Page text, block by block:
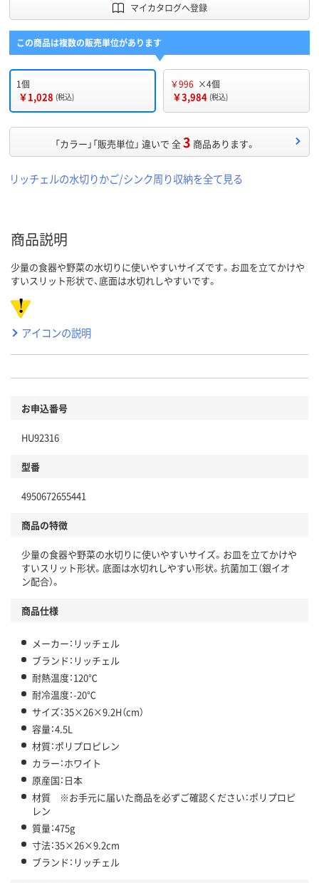
マイカタログへ登録
この商品は複数の販売単位があります
1個
￥1,028 (税込)
￥996 ×4個
￥3,984 (税込)
「カラー」「販売単位」 違いで 全3 商品あります。
リッチェルの水切りかご/シンク周り収納を全て見る
商品説明
少量の食器や野菜の水切りに使いやすいサイズです。お皿を立てかけや
すいスリット形状で、底面は水切れしやすいです。
アイコンの説明
お申込番号
HU92316
型番
4950672655441
商品の特徴
少量の食器や野菜の水切りに使いやすいサイズ。お皿を立てかけや
すいスリット形状。底面は水切れしやすい形状。抗菌加工（銀イオ
ン配合）。
商品仕様
メーカー：リッチェル
ブランド：リッチェル
耐熱温度：120℃
耐冷温度：-20℃
サイズ：35×26×9.2H（cm）
容量：4.5L
材質：ポリプロピレン
カラー：ホワイト
原産国：日本
材質 ※お手元に届いた商品を必ずご確認ください：ポリプロピ
レン
質量：475g
寸法：35×26×9.2cm
ブランド：リッチェル